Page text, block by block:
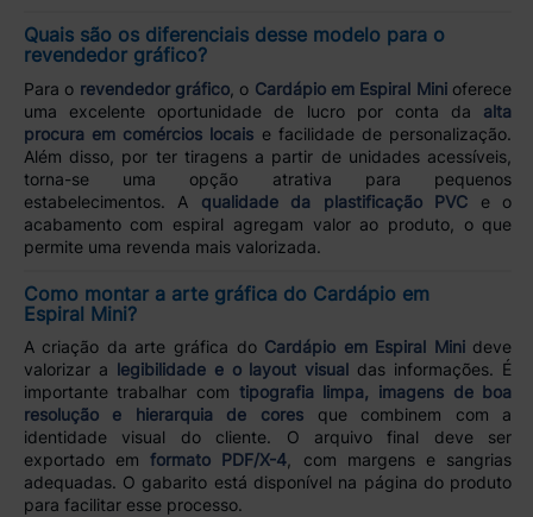
Quais são os diferenciais desse modelo para o
revendedor gráfico?
Para o revendedor gráfico, o Cardápio em Espiral Minioferece
uma excelente oportunidade de lucro por conta da alta
procura em comércios locais e facilidade de personalização.
Além disso, por ter tiragens a partir de unidades acessíveis,
torna-se uma opção atrativa para pequenos
estabelecimentos. A qualidade da plastificação PVC e o
acabamento com espiral agregam valor ao produto, o que
permite uma revenda mais valorizada.
Como montar a arte gráfica do Cardápio em
Espiral Mini?
A criação da arte gráfica do Cardápio em Espiral Minideve
valorizar a
legibilidade e o layout visual
das informações. É
importante trabalhar com tipografia limpa, imagens de boa
resolução e hierarquia de cores que combinem com a
identidade visual do cliente. O arquivo final deve ser
exportado emformato PDF/X-4, com margens e sangrias
adequadas. O gabarito está disponível na página do produto
para facilitar esse processo.